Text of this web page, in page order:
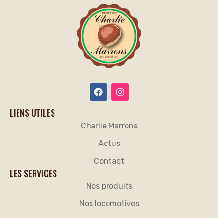
LIENS UTILES
Charlie Marrons
Actus
Contact
LES SERVICES
Nos produits
Nos locomotives